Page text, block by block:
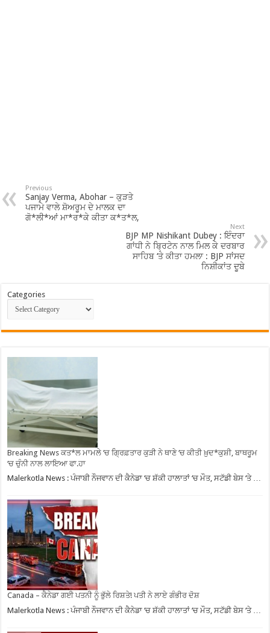
Previous
Sanjay Verma, Abohar – ਕੁੜਤੇ
ਪਜਾਮੇ ਵਾਲੇ ਸ਼ੋਅਰੂਮ ਦੇ ਮਾਲਕ ਦਾ
ਗੋ*ਲੀ*ਆਂ ਮਾ*ਰ*ਕੇ ਕੀਤਾ ਕ*ਤ*ਲ,
Next
BJP MP Nishikant Dubey : ਇੰਦਰਾ
ਗਾਂਧੀ ਨੇ ਬ੍ਰਿਟੇਨ ਨਾਲ ਮਿਲ ਕੇ ਦਰਬਾਰ
ਸਾਹਿਬ ‘ਤੇ ਕੀਤਾ ਹਮਲਾ : BJP ਸਾਂਸਦ
ਨਿਸ਼ੀਕਾਂਤ ਦੂਬੇ
Categories
Breaking News ਕਤ*ਲ ਮਾਮਲੇ ‘ਚ ਗ੍ਰਿਫ਼ਤਾਰ ਕੁੜੀ ਨੇ ਥਾਣੇ ‘ਚ ਕੀਤੀ ਖ਼ੁਦ*ਕੁਸ਼ੀ, ਬਾਥਰੂਮ
‘ਚ ਚੁੰਨੀ ਨਾਲ ਲਾਇਆ ਫਾ.ਹਾ
Malerkotla News : ਪੰਜਾਬੀ ਨੌਜਵਾਨ ਦੀ ਕੈਨੇਡਾ ‘ਚ ਸ਼ੱਕੀ ਹਾਲਾਤਾਂ ‘ਚ ਮੌਤ, ਸਟੱਡੀ ਬੇਸ ‘ਤੇ …
Canada – ਕੈਨੇਡਾ ਗਈ ਪਤਨੀ ਨੂੰ ਭੁੱਲੇ ਰਿਸ਼ਤੇ! ਪਤੀ ਨੇ ਲਾਏ ਗੰਭੀਰ ਦੋਸ਼
Malerkotla News : ਪੰਜਾਬੀ ਨੌਜਵਾਨ ਦੀ ਕੈਨੇਡਾ ‘ਚ ਸ਼ੱਕੀ ਹਾਲਾਤਾਂ ‘ਚ ਮੌਤ, ਸਟੱਡੀ ਬੇਸ ‘ਤੇ …